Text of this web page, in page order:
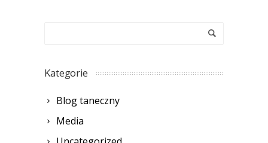
Kategorie
Blog taneczny
Media